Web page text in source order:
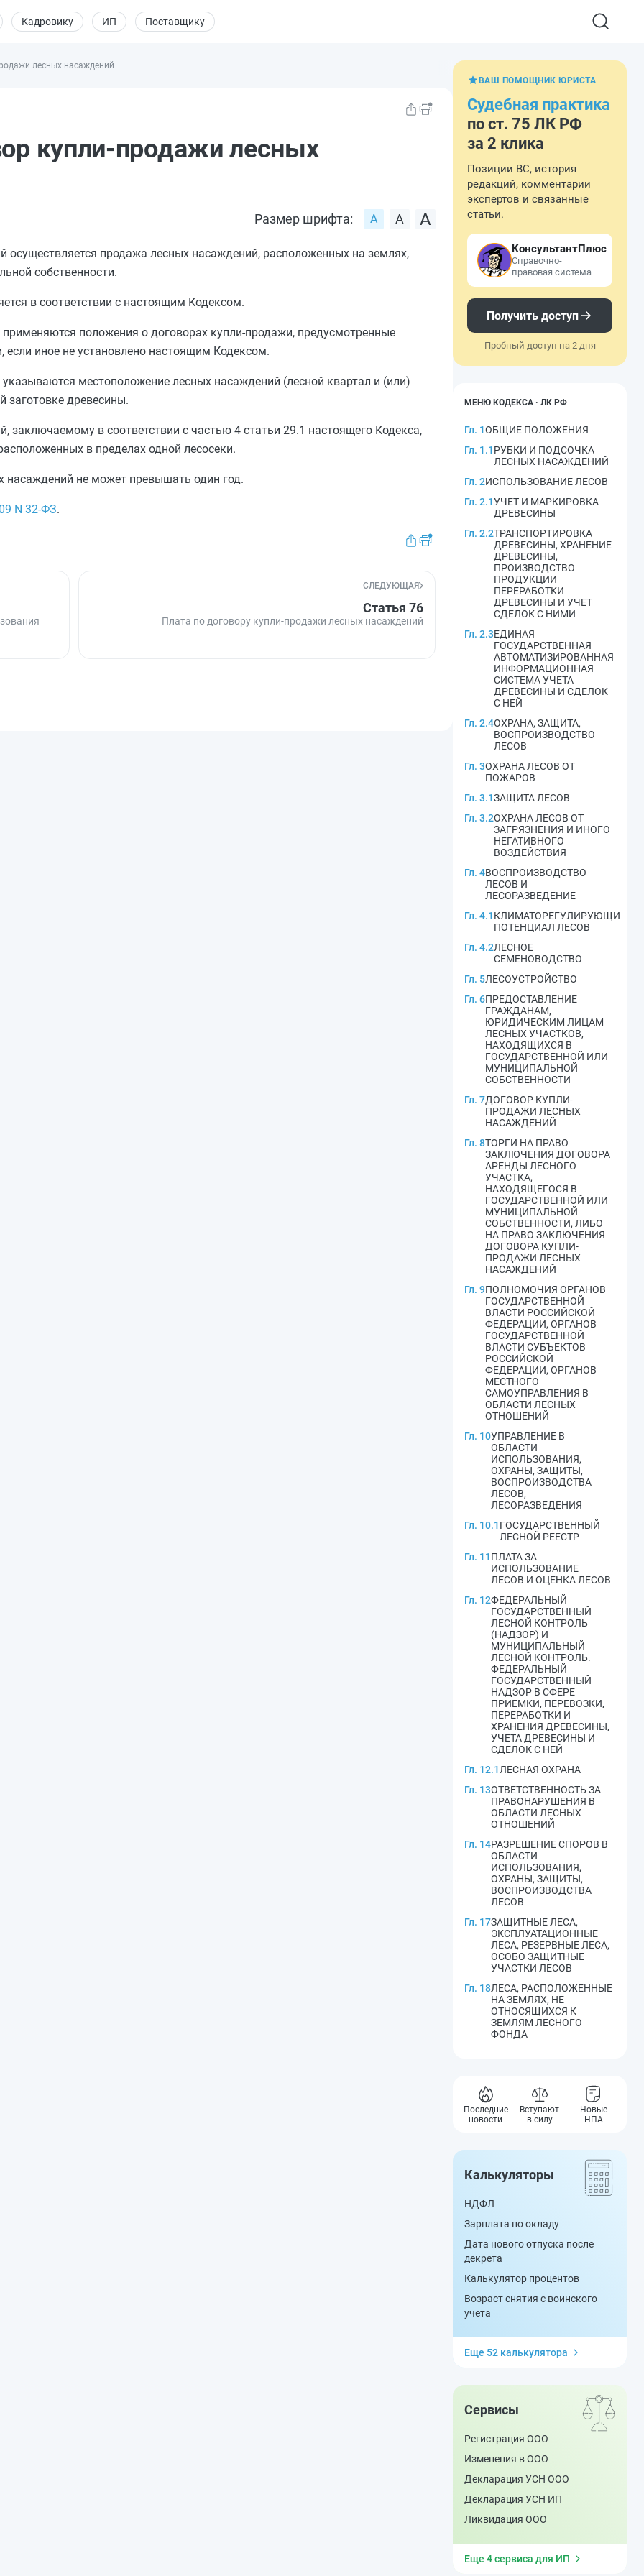
Кадровику ИП Поставщику
лесных насаждений
купли-продажи лесных
Размер шрифта:
осуществляется продажа лесных насаждений, расположенных на землях,
собственности.
в соответствии с настоящим Кодексом.
положения о договорах купли-продажи, предусмотренные
если иное не установлено настоящим Кодексом.
местоположение лесных насаждений (лесной квартал и (или)
древесины.
заключаемому в соответствии с частью 4 статьи 29.1 настоящего Кодекса,
в пределах одной лесосеки.
насаждений не может превышать один год.
N 32-ФЗ.
СЛЕДУЮЩАЯ
Статья 76
Плата по договору купли-продажи лесных насаждений
ВАШ ПОМОЩНИК ЮРИСТА
Судебная практика
по ст. 75 ЛК РФ
за 2 клика
Позиции ВС, история
редакций, комментарии
экспертов и связанные
статьи.
КонсультантПлюс
Справочно-
правовая система
Получить доступ
Пробный доступ на 2 дня
МЕНЮ КОДЕКСА · ЛК РФ
Гл. 1ОБЩИЕ ПОЛОЖЕНИЯ
Гл. 1.1РУБКИ И ПОДСОЧКА
ЛЕСНЫХ НАСАЖДЕНИЙ
Гл. 2ИСПОЛЬЗОВАНИЕ ЛЕСОВ
Гл. 2.1УЧЕТ И МАРКИРОВКА
ДРЕВЕСИНЫ
Гл. 2.2ТРАНСПОРТИРОВКА
ДРЕВЕСИНЫ, ХРАНЕНИЕ
ДРЕВЕСИНЫ,
ПРОИЗВОДСТВО
ПРОДУКЦИИ
ПЕРЕРАБОТКИ
ДРЕВЕСИНЫ И УЧЕТ
СДЕЛОК С НИМИ
Гл. 2.3ЕДИНАЯ
ГОСУДАРСТВЕННАЯ
АВТОМАТИЗИРОВАННАЯ
ИНФОРМАЦИОННАЯ
СИСТЕМА УЧЕТА
ДРЕВЕСИНЫ И СДЕЛОК
С НЕЙ
Гл. 2.4ОХРАНА, ЗАЩИТА,
ВОСПРОИЗВОДСТВО
ЛЕСОВ
Гл. 3ОХРАНА ЛЕСОВ ОТ
ПОЖАРОВ
Гл. 3.1ЗАЩИТА ЛЕСОВ
Гл. 3.2ОХРАНА ЛЕСОВ ОТ
ЗАГРЯЗНЕНИЯ И ИНОГО
НЕГАТИВНОГО
ВОЗДЕЙСТВИЯ
Гл. 4ВОСПРОИЗВОДСТВО
ЛЕСОВ И
ЛЕСОРАЗВЕДЕНИЕ
Гл. 4.1КЛИМАТОРЕГУЛИРУЮЩИЙ
ПОТЕНЦИАЛ ЛЕСОВ
Гл. 4.2ЛЕСНОЕ
СЕМЕНОВОДСТВО
Гл. 5ЛЕСОУСТРОЙСТВО
Гл. 6ПРЕДОСТАВЛЕНИЕ
ГРАЖДАНАМ,
ЮРИДИЧЕСКИМ ЛИЦАМ
ЛЕСНЫХ УЧАСТКОВ,
НАХОДЯЩИХСЯ В
ГОСУДАРСТВЕННОЙ ИЛИ
МУНИЦИПАЛЬНОЙ
СОБСТВЕННОСТИ
Гл. 7ДОГОВОР КУПЛИ-
ПРОДАЖИ ЛЕСНЫХ
НАСАЖДЕНИЙ
Гл. 8ТОРГИ НА ПРАВО
ЗАКЛЮЧЕНИЯ ДОГОВОРА
АРЕНДЫ ЛЕСНОГО
УЧАСТКА,
НАХОДЯЩЕГОСЯ В
ГОСУДАРСТВЕННОЙ ИЛИ
МУНИЦИПАЛЬНОЙ
СОБСТВЕННОСТИ, ЛИБО
НА ПРАВО ЗАКЛЮЧЕНИЯ
ДОГОВОРА КУПЛИ-
ПРОДАЖИ ЛЕСНЫХ
НАСАЖДЕНИЙ
Гл. 9ПОЛНОМОЧИЯ ОРГАНОВ
ГОСУДАРСТВЕННОЙ
ВЛАСТИ РОССИЙСКОЙ
ФЕДЕРАЦИИ, ОРГАНОВ
ГОСУДАРСТВЕННОЙ
ВЛАСТИ СУБЪЕКТОВ
РОССИЙСКОЙ
ФЕДЕРАЦИИ, ОРГАНОВ
МЕСТНОГО
САМОУПРАВЛЕНИЯ В
ОБЛАСТИ ЛЕСНЫХ
ОТНОШЕНИЙ
Гл. 10УПРАВЛЕНИЕ В
ОБЛАСТИ
ИСПОЛЬЗОВАНИЯ,
ОХРАНЫ, ЗАЩИТЫ,
ВОСПРОИЗВОДСТВА
ЛЕСОВ,
ЛЕСОРАЗВЕДЕНИЯ
Гл. 10.1ГОСУДАРСТВЕННЫЙ
ЛЕСНОЙ РЕЕСТР
Гл. 11ПЛАТА ЗА
ИСПОЛЬЗОВАНИЕ
ЛЕСОВ И ОЦЕНКА ЛЕСОВ
Гл. 12ФЕДЕРАЛЬНЫЙ
ГОСУДАРСТВЕННЫЙ
ЛЕСНОЙ КОНТРОЛЬ
(НАДЗОР) И
МУНИЦИПАЛЬНЫЙ
ЛЕСНОЙ КОНТРОЛЬ.
ФЕДЕРАЛЬНЫЙ
ГОСУДАРСТВЕННЫЙ
НАДЗОР В СФЕРЕ
ПРИЕМКИ, ПЕРЕВОЗКИ,
ПЕРЕРАБОТКИ И
ХРАНЕНИЯ ДРЕВЕСИНЫ,
УЧЕТА ДРЕВЕСИНЫ И
СДЕЛОК С НЕЙ
Гл. 12.1ЛЕСНАЯ ОХРАНА
Гл. 13ОТВЕТСТВЕННОСТЬ ЗА
ПРАВОНАРУШЕНИЯ В
ОБЛАСТИ ЛЕСНЫХ
ОТНОШЕНИЙ
Гл. 14РАЗРЕШЕНИЕ СПОРОВ В
ОБЛАСТИ
ИСПОЛЬЗОВАНИЯ,
ОХРАНЫ, ЗАЩИТЫ,
ВОСПРОИЗВОДСТВА
ЛЕСОВ
Гл. 17ЗАЩИТНЫЕ ЛЕСА,
ЭКСПЛУАТАЦИОННЫЕ
ЛЕСА, РЕЗЕРВНЫЕ ЛЕСА,
ОСОБО ЗАЩИТНЫЕ
УЧАСТКИ ЛЕСОВ
Гл. 18ЛЕСА, РАСПОЛОЖЕННЫЕ
НА ЗЕМЛЯХ, НЕ
ОТНОСЯЩИХСЯ К
ЗЕМЛЯМ ЛЕСНОГО
ФОНДА
Последние
новости
Вступают
в силу
Новые
НПА
Калькуляторы
НДФЛ
Зарплата по окладу
Дата нового отпуска после
декрета
Калькулятор процентов
Возраст снятия с воинского
учета
Еще 52 калькулятора
Сервисы
Регистрация ООО
Изменения в ООО
Декларация УСН ООО
Декларация УСН ИП
Ликвидация ООО
Еще 4 сервиса для ИП